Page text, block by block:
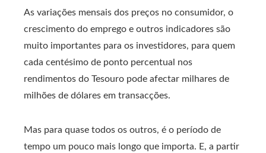
As variações mensais dos preços no consumidor, o
crescimento do emprego e outros indicadores são
muito importantes para os investidores, para quem
cada centésimo de ponto percentual nos
rendimentos do Tesouro pode afectar milhares de
milhões de dólares em transacções.
Mas para quase todos os outros, é o período de
tempo um pouco mais longo que importa. E, a partir